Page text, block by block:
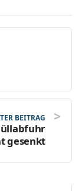
BEITRAG
gesenkt